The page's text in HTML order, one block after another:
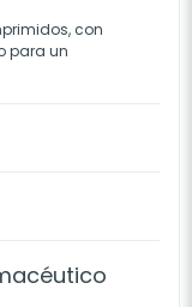
con
para un